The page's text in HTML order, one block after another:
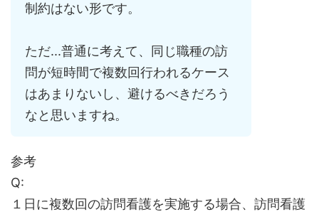
制約はない形です。
ただ...普通に考えて、同じ職種の訪
問が短時間で複数回行われるケース
はあまりないし、避けるべきだろう
なと思いますね。
参考
Q:
１日に複数回の訪問看護を実施する場合、訪問看護